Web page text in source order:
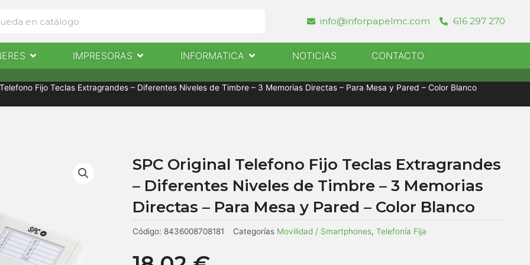
info@inforpapelmc.com 616 297 270
INFORMÁTICA NOTICIAS CONTACTO
Abrir EscaneresIMPRESORAS Abrir ImpresorasINFORMATICA Abrir InformaticaNOTICIAS CONTACTO
Fijo Teclas Extragrandes – Diferentes Niveles de Timbre – 3 Memorias Directas – Para Mesa y Pared – Color Blanco
SPC Original Telefono Fijo Teclas Extragrandes
– Diferentes Niveles de Timbre – 3 Memorias
Directas – Para Mesa y Pared – Color Blanco
Código: 8436008708181 Categorías Movilidad / Smartphones, Telefonía Fija